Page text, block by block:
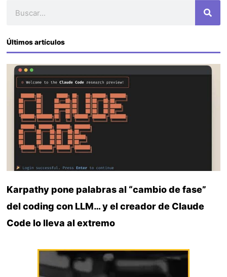
Últimos artículos
Karpathy pone palabras al “cambio de fase”
del coding con LLM… y el creador de Claude
Code lo lleva al extremo